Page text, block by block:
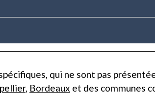
qui ne sont pas
, Bordeaux et des communes